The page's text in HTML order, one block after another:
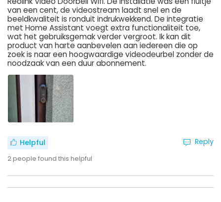
van een cent, de videostream laadt snel en de
beeldkwaliteit is ronduit indrukwekkend. De integratie
met Home Assistant voegt extra functionaliteit toe,
wat het gebruiksgemak verder vergroot. Ik kan dit
product van harte aanbevelen aan iedereen die op
zoek is naar een hoogwaardige videodeurbel zonder de
noodzaak van een duur abonnement.
Helpful
2people found this helpful
Reply